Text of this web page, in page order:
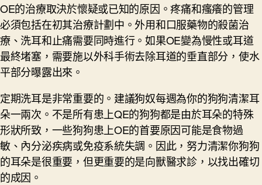
OE的治療取決於懷疑或已知的原因。疼痛和瘙癢的管理
必須包括在初其治療計劃中。外用和口服藥物的殺菌治
療、洗耳和止痛需要同時進行。如果OE變為慢性或耳道
最終堵塞，需要施以外科手術去除耳道的垂直部分，使水
平部分曝露出來。
定期洗耳是非常重要的。建議狗奴每週為你的狗狗清潔耳
朵一兩次。不是所有患上QE的狗狗都是由於耳朵的特殊
形狀所致，一些狗狗患上OE的首要原因可能是食物過
敏、內分泌疾病或免疫系統失調。因此，努力清潔你狗狗
的耳朵是很重要，但更重要的是向獸醫求診，以找出確切
的成因。